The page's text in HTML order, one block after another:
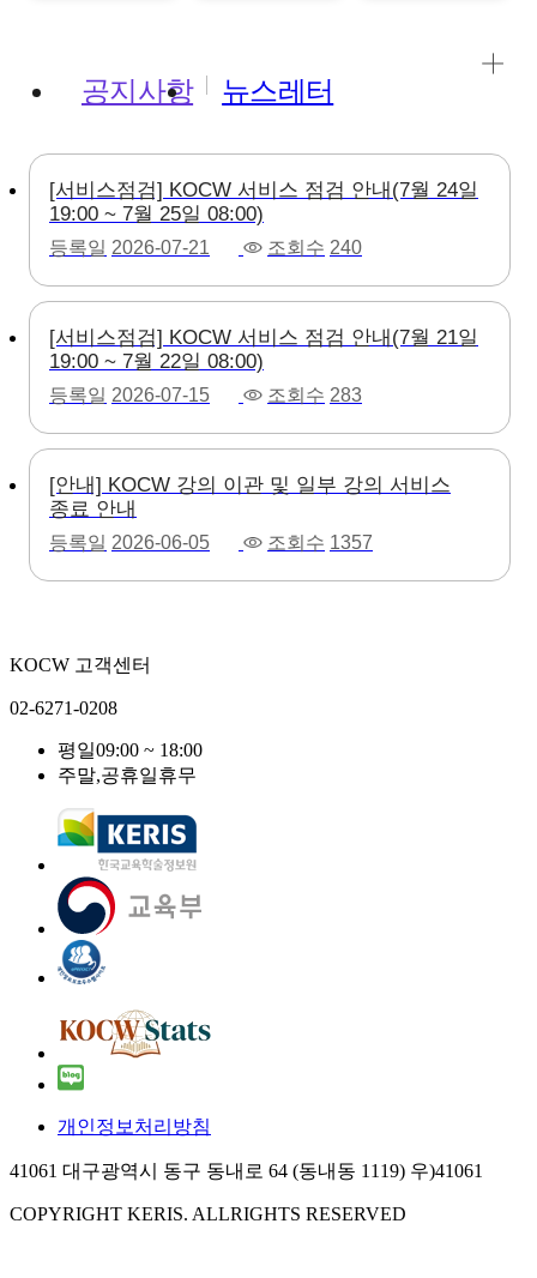
공지사항 뉴스레터
[서비스점검] KOCW 서비스 점검 안내(7월 24일
19:00 ~ 7월 25일 08:00)
등록일 2026-07-21 조회수 240
[서비스점검] KOCW 서비스 점검 안내(7월 21일
19:00 ~ 7월 22일 08:00)
등록일 2026-07-15 조회수 283
[안내] KOCW 강의 이관 및 일부 강의 서비스
종료 안내
등록일 2026-06-05 조회수 1357
KOCW 고객센터
02-6271-0208
평일09:00 ~ 18:00
주말,공휴일휴무
개인정보처리방침
41061 대구광역시 동구 동내로 64 (동내동 1119) 우)41061
COPYRIGHT KERIS. ALLRIGHTS RESERVED